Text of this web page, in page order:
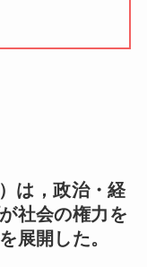
は，政治・経
社会の権力を
展開した。